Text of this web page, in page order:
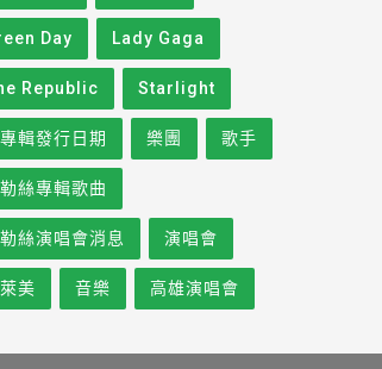
Day Lady Gaga
Republic Starlight
輯發行日期 樂團 歌手
絲專輯歌曲
絲演唱會消息 演唱會
美 音樂 高雄演唱會